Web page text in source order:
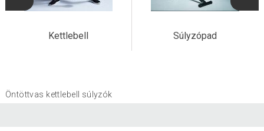
Kettlebell Súlyzópad
Öntöttvas kettlebell súlyzók